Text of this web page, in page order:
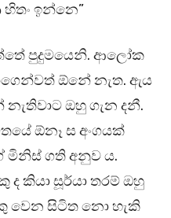
ඉන්නෙ”
පුදුමයෙනි. ආලෝක
ඕනේ නැත. ඇය
නැතිවාට ඔහු ගැන දනී.
ඕනෑ ස අංගයක්
මිනිස් ගති අනුව ය.
කියා සූර්යා තරම් ඔහු
වෙන සිටිත නො හැකි